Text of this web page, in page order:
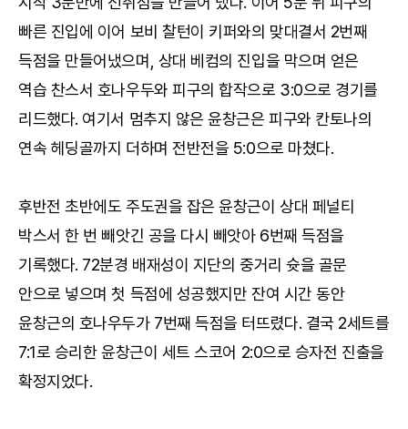
빠른 진입에 이어 보비 찰턴이 키퍼와의 맞대결서 2번째
득점을 만들어냈으며, 상대 베컴의 진입을 막으며 얻은
역습 찬스서 호나우두와 피구의 합작으로 3:0으로 경기를
리드했다. 여기서 멈추지 않은 윤창근은 피구와 칸토나의
연속 헤딩골까지 더하며 전반전을 5:0으로 마쳤다.
후반전 초반에도 주도권을 잡은 윤창근이 상대 페널티
박스서 한 번 빼앗긴 공을 다시 빼앗아 6번째 득점을
기록했다. 72분경 배재성이 지단의 중거리 슛을 골문
안으로 넣으며 첫 득점에 성공했지만 잔여 시간 동안
윤창근의 호나우두가 7번째 득점을 터뜨렸다. 결국 2세트를
7:1로 승리한 윤창근이 세트 스코어 2:0으로 승자전 진출을
확정지었다.